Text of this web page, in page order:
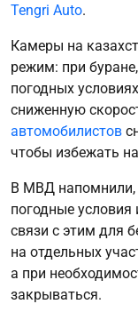
Tengri Auto.
Камеры на
режим: при
погодных
сниженную
автомобилистов
чтобы избежать
В МВД напомнили,
погодные условия
связи с этим для
на отдельных
а при
закрываться.